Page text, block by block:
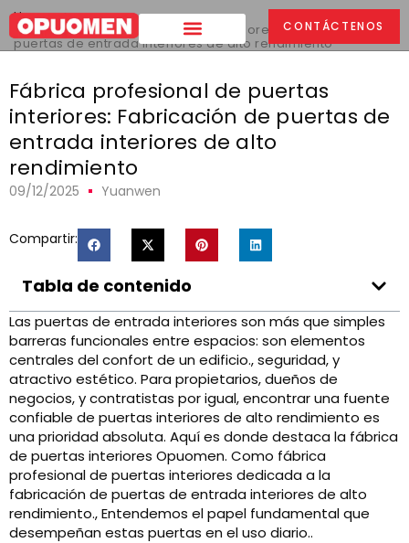
CONTÁCTENOS
Hogar >
Fábrica profesional de puertas interiores: Fabricación de
puertas de entrada interiores de alto rendimiento
Fábrica profesional de puertas
interiores: Fabricación de puertas de
entrada interiores de alto
rendimiento
09/12/2025 Yuanwen
Compartir:
Tabla de contenido
Las puertas de entrada interiores son más que simples
barreras funcionales entre espacios: son elementos
centrales del confort de un edificio., seguridad, y
atractivo estético. Para propietarios, dueños de
negocios, y contratistas por igual, encontrar una fuente
confiable de puertas interiores de alto rendimiento es
una prioridad absoluta. Aquí es donde destaca la fábrica
de puertas interiores Opuomen. Como fábrica
profesional de puertas interiores dedicada a la
fabricación de puertas de entrada interiores de alto
rendimiento., Entendemos el papel fundamental que
desempeñan estas puertas en el uso diario..